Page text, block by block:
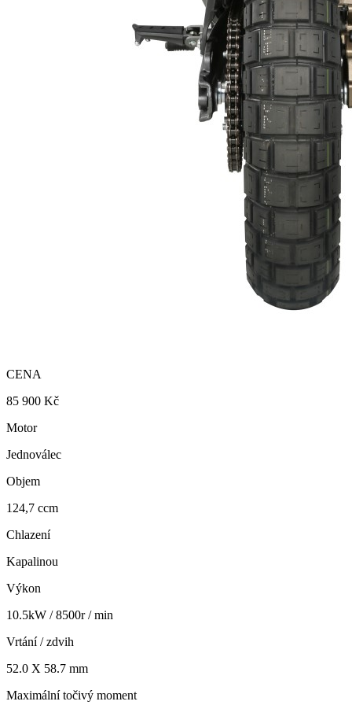
CENA
85 900 Kč
Motor
Jednoválec
Objem
124,7 ccm
Chlazení
Kapalinou
Výkon
10.5kW / 8500r / min
Vrtání / zdvih
52.0 X 58.7 mm
Maximální točivý moment